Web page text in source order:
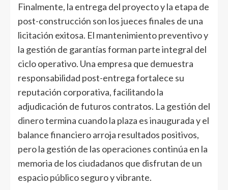
Finalmente, la entrega del proyecto y la etapa de
post-construcción son los jueces finales de una
licitación exitosa. El mantenimiento preventivo y
la gestión de garantías forman parte integral del
ciclo operativo. Una empresa que demuestra
responsabilidad post-entrega fortalece su
reputación corporativa, facilitando la
adjudicación de futuros contratos. La gestión del
dinerotermina cuando la plaza es inaugurada y el
balance financiero arroja resultados positivos,
pero la gestión de las operaciones continúa en la
memoria de los ciudadanos que disfrutan de un
espacio público seguro y vibrante.